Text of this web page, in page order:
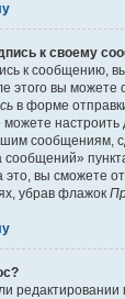
к своему
к сообщению,
этого вы можете
в форме
сообщениям,
вы сможете
убрав флажок